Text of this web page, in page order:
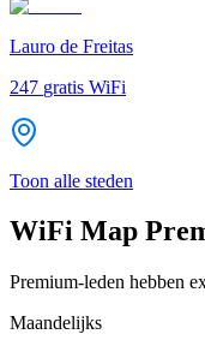
Lauro de Freitas
247 gratis WiFi
Toon alle steden
WiFi Map
Premium-leden hebben
Maandelijks